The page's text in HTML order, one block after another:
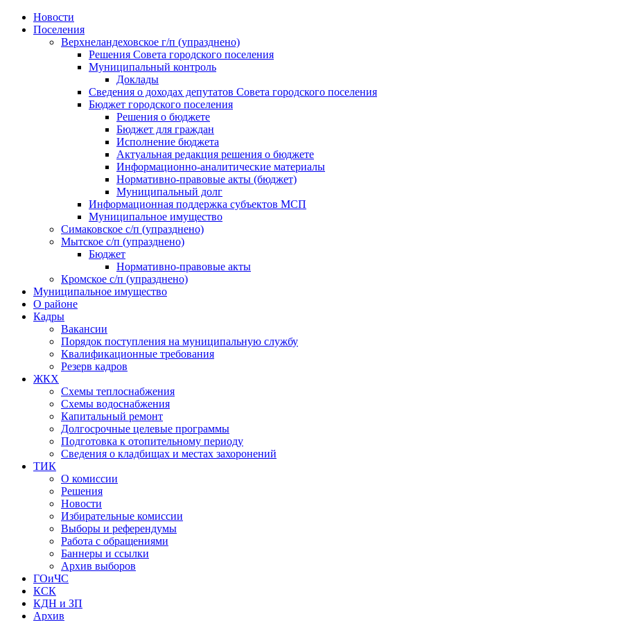
Skip
Новости
Поселения
Верхнеландеховское г/п (упразднено)
Решения Совета городского поселения
Муниципальный контроль
Доклады
Сведения о доходах депутатов Совета городского поселения
Бюджет городского поселения
Решения о бюджете
Бюджет для граждан
Исполнение бюджета
Актуальная редакция решения о бюджете
Информационно-аналитические материалы
Нормативно-правовые акты (бюджет)
Муниципальный долг
Информационная поддержка субъектов МСП
Муниципальное имущество
Симаковское с/п (упразднено)
Мытское с/п (упразднено)
Бюджет
Нормативно-правовые акты
Кромское с/п (упразднено)
Муниципальное имущество
О районе
Кадры
Вакансии
Порядок поступления на муниципальную службу
Квалификационные требования
Резерв кадров
ЖКХ
Схемы теплоснабжения
Схемы водоснабжения
Капитальный ремонт
Долгосрочные целевые программы
Подготовка к отопительному периоду
Сведения о кладбищах и местах захоронений
ТИК
О комиссии
Решения
Новости
Избирательные комиссии
Выборы и референдумы
Работа с обращениями
Баннеры и ссылки
Архив выборов
ГОиЧС
КСК
КДН и ЗП
Архив